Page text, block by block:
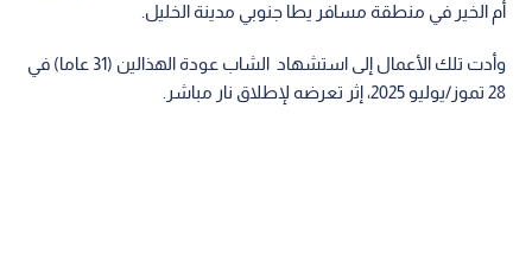
أم الخير في منطقة مسافر يطا جنوبي مدينة الخليل.
وأدت تلك الأعمال إلى استشهاد الشاب عودة الهذالين (31 عاما) في
28 تموز/يوليو 2025، إثر تعرضه لإطلاق نار مباشر.